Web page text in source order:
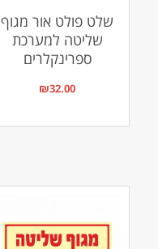
שלט פולט אור מגוף
שליטה למערכת
ספרינקלרים
₪32.00